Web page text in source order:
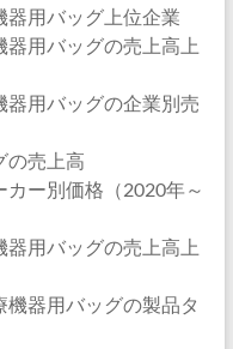
器用バッグ上位企業
器用バッグの売上高上
器用バッグの企業別売
の売上高
カー別価格（2020年～
器用バッグの売上高上
機器用バッグの製品タ